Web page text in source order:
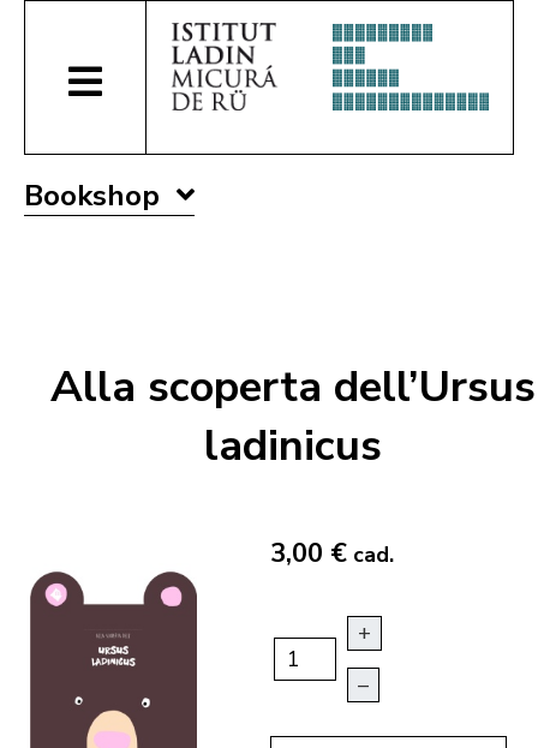
Bookshop
Alla scoperta dell’Ursus
ladinicus
3,00 € cad.
+
–